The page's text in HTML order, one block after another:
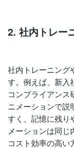
2. 社内トレー
社内トレーニング
す。例えば、新入
コンプライアンス
ニメーションで説
すく、記憶に残り
メーションは同じ
コスト効率の高い